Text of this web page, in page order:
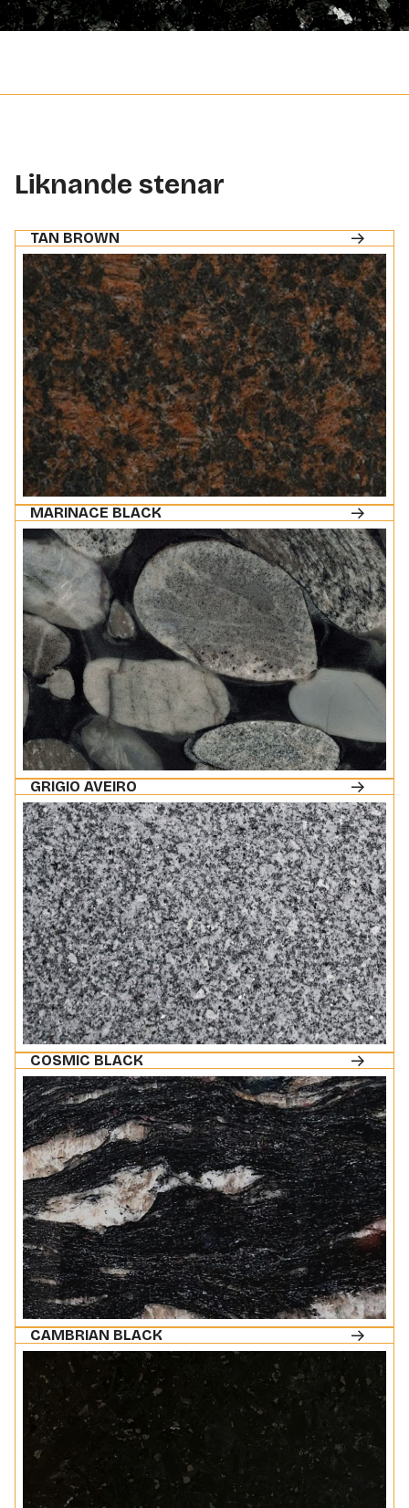
Liknande stenar
TAN BROWN
MARINACE BLACK
GRIGIO AVEIRO
COSMIC BLACK
CAMBRIAN BLACK